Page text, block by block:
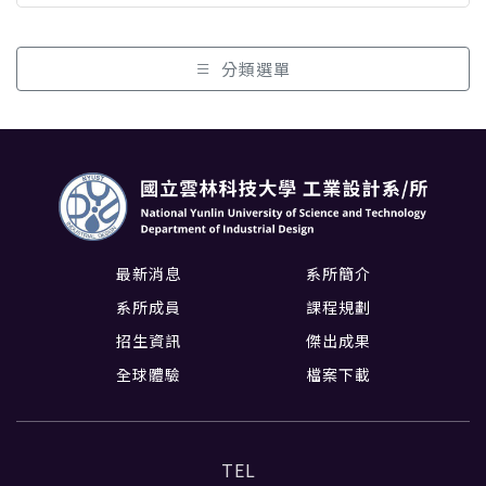
分類選單
最新消息
系所簡介
系所成員
課程規劃
招生資訊
傑出成果
全球體驗
檔案下載
TEL